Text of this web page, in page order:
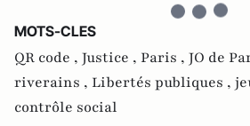
MOTS-CLES
QR code , Justice , Paris , JO de
riverains , Libertés publiques ,
contrôle social